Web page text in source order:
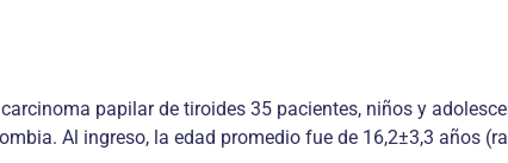
papilar de tiroides 35 pacientes, niños y
Al ingreso, la edad promedio fue de 16,2±3,3 años